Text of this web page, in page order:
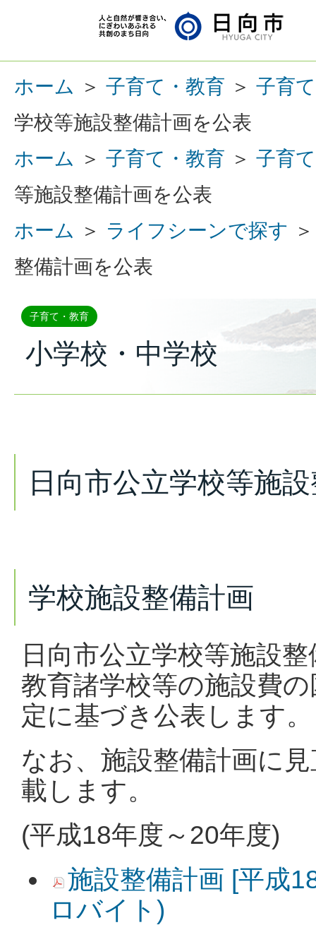
ホーム ＞ 子育て・教育 ＞ 子育
学校等施設整備計画を公表
ホーム
＞ 子育て・教育 ＞ 子育
等施設整備計画を公表
ホーム
＞ ライフシーンで探す
整備計画を公表
子育て・教育
小学校・中学校
日向市公立学校等施
学校施設整備計画
日向市公立学校等施設
教育諸学校等の施設費
定に基づき公表します。
なお、施設整備計画に
載します。
(平成18年度～20年度)
施設整備計画 [平成
ロバイト)